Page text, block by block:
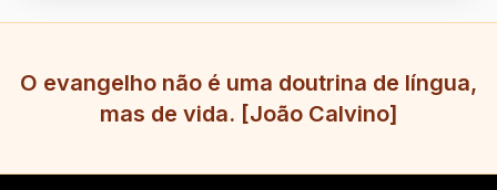
O evangelho não é uma doutrina de língua,
mas de vida. [João Calvino]